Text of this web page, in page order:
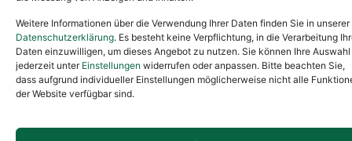
Weitere Informationen über die Verwendung Ihrer Daten finden Sie in unserer
Datenschutzerklärung. Es besteht keine Verpflichtung, in die Verarbeitung
Daten einzuwilligen, um dieses Angebot zu nutzen. Sie können Ihre Auswahl
jederzeit unter Einstellungen widerrufen oder anpassen. Bitte beachten Sie,
dass aufgrund individueller Einstellungen möglicherweise nicht alle
der Website verfügbar sind.